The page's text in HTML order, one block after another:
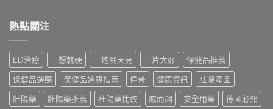
熱點關注
ED治療 一想就硬 一炮到天亮 一片大好
保健品推薦
保健品選購
保健品選購指南 偉哥 健康資訊
壯陽產品
壯陽藥
壯陽藥推薦 壯陽藥比較 威而鋼 安全用藥
德國必邦